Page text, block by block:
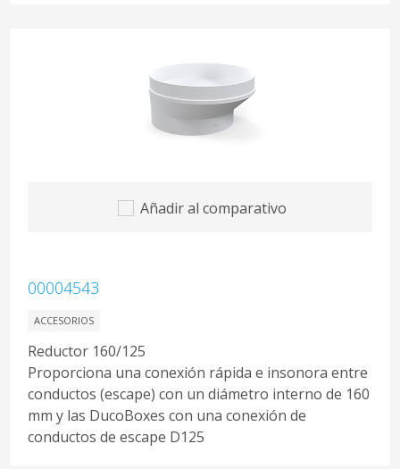
Añadir al comparativo
00004543
ACCESORIOS
Reductor 160/125
Proporciona una conexión rápida e insonora entre
conductos (escape) con un diámetro interno de 160
mm y las DucoBoxes con una conexión de
conductos de escape D125